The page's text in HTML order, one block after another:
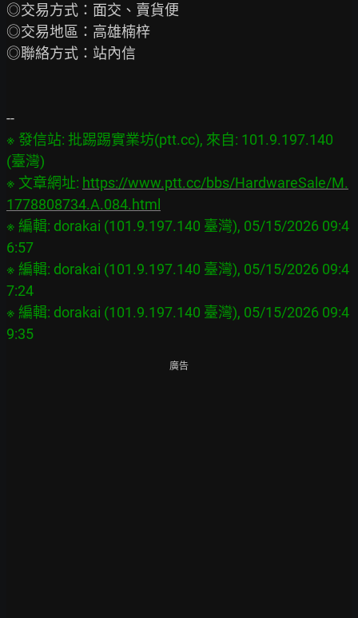
◎交易方式：面交、賣貨便
◎交易地區：高雄楠梓
◎聯絡方式：站內信
※ 發信站: 批踢踢實業坊(ptt.cc), 來自: 101.9.197.140
(臺灣)
※ 文章網址: https://www.ptt.cc/bbs/HardwareSale/M.
1778808734.A.084.html
※ 編輯: dorakai (101.9.197.140 臺灣), 05/15/2026 09:4
6:57
※ 編輯: dorakai (101.9.197.140 臺灣), 05/15/2026 09:4
7:24
※ 編輯: dorakai (101.9.197.140 臺灣), 05/15/2026 09:4
廣告